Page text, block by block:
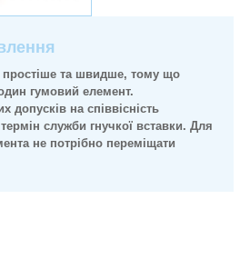
простіше та швидше, тому що
гумовий елемент.
допусків на співвісність
служби гнучкої вставки. Для
не потрібно переміщати